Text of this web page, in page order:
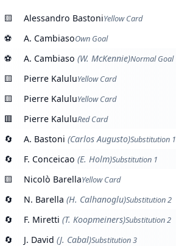
🟨 Alessandro BastoniYellow Card
⚽ A. CambiasoOwn Goal
⚽ A. Cambiaso (W. McKennie)Normal Goal
🟨 Pierre KaluluYellow Card
🟨 Pierre KaluluYellow Card
🟥 Pierre KaluluRed Card
🔄 A. Bastoni (Carlos Augusto)Substitution 1
🔄 F. Conceicao (E. Holm)Substitution 1
🟨 Nicolò BarellaYellow Card
🔄 N. Barella (H. Calhanoglu)Substitution 2
🔄 F. Miretti (T. Koopmeiners)Substitution 2
🔄 J. David (J. Cabal)Substitution 3